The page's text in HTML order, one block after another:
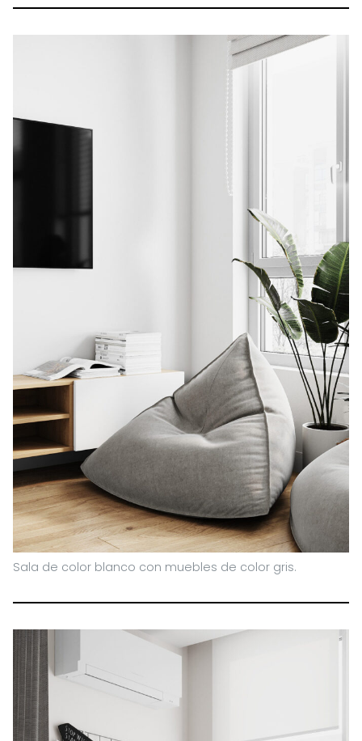
Sala de color blanco con muebles de color gris.